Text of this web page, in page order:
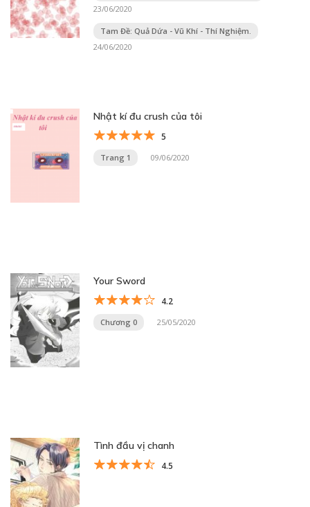
23/06/2020
Tam Đề: Quả Dứa - Vũ Khí - Thí Nghiệm.
24/06/2020
Nhật kí đu crush của tôi
5
Trang 1 09/06/2020
Your Sword
4.2
Chương 0 25/05/2020
Tình đầu vị chanh
4.5